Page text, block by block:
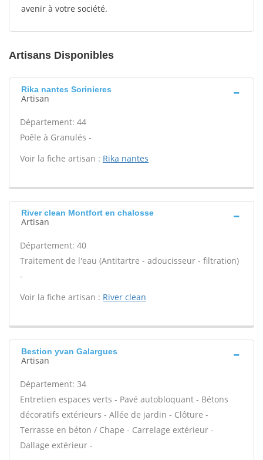
avenir à votre société.
Artisans Disponibles
Rika nantes Sorinieres
Artisan
Département: 44
Poêle à Granulés -
Voir la fiche artisan : Rika nantes
River clean Montfort en chalosse
Artisan
Département: 40
Traitement de l'eau (Antitartre - adoucisseur - filtration)
-
Voir la fiche artisan : River clean
Bestion yvan Galargues
Artisan
Département: 34
Entretien espaces verts - Pavé autobloquant - Bétons
décoratifs extérieurs - Allée de jardin - Clôture -
Terrasse en béton / Chape - Carrelage extérieur -
Dallage extérieur -